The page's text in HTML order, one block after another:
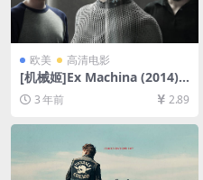
欧美 高清电影
[机械姬]Ex Machina (2014)
[百度网盘+夸克网盘1080P超
清未删减资源][网盘在线播放/
下载][MP4/7GB][中英字幕]
3 年前 2.89